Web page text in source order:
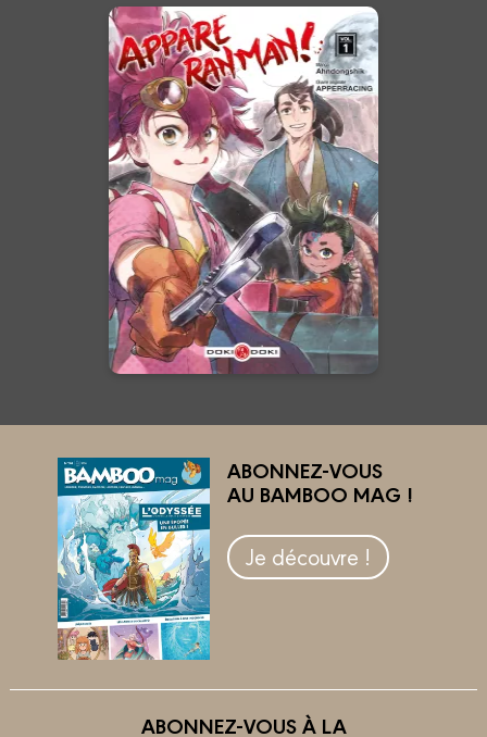
Appare Ranman !
Vol. 01
Date de parution :
02/03/2022
Une course automobile
acharnée en plein cœur des
États-Unis du 19e siècle...
L'adaptation en manga de
l'animé diffusé sur Wakanim !
En voir +
ABONNEZ-VOUS
AU BAMBOO MAG !
Je découvre !
ABONNEZ-VOUS À LA